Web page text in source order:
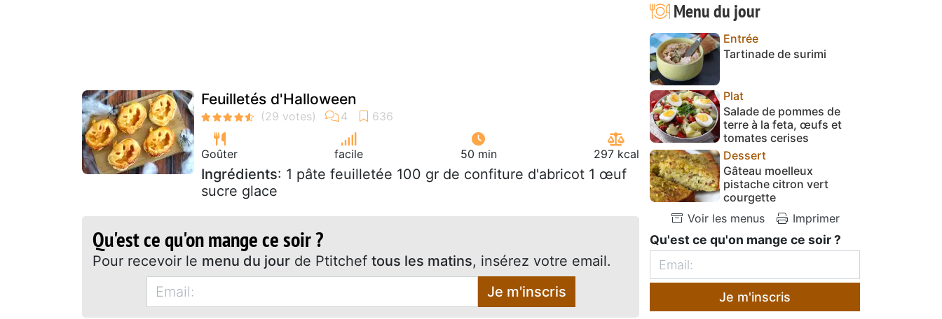
Feuilletés d'Halloween
Goûter facile 50 min 297 kcal
Ingrédients: 1 pâte feuilletée 100 gr de confiture d'abricot 1 œuf
sucre glace
Qu'est ce qu'on mange ce soir ?
Pour recevoir le menu du jour de Ptitchef tous les matins, insérez votre email.
Je m'inscris
Menu du jour
Entrée
Tartinade de surimi
Plat
Salade de pommes de
terre à la feta, œufs et
tomates cerises
Dessert
Gâteau moelleux
pistache citron vert
courgette
Voir les menus
Imprimer
Qu'est ce qu'on mange ce soir ?
Je m'inscris